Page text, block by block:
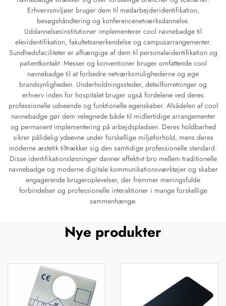
Erhvervsmiljøer bruger dem til medarbejderidentifikation,
besøgshåndtering og konferencenetværksdannelse.
Uddannelsesinstitutioner implementerer cool navnebadge til
elevidentifikation, fakultetsanerkendelse og campusarrangementer.
Sundhedsfaciliteter er afhængige af dem til personaleidentifikation og
patientkontakt. Messer og konventioner bruger omfattende cool
navnebadge til at forbedre netværksmulighederne og øge
brandsynligheden. Underholdningssteder, detailforretninger og
erhverv inden for hospitalet bruger også fordelene ved deres
professionelle udseende og funktionelle egenskaber. Alsådelen af cool
navnebadge gør dem velegnede både til midlertidige arrangementer
og permanent implementering på arbejdspladsen. Deres holdbarhed
sikrer pålidelig ydeevne under forskellige miljøforhold, mens deres
moderne æstetik tiltrækker sig den samtidige professionelle standard.
Disse identifikationsløsninger danner effektivt bro mellem traditionelle
navnebadge og moderne digitale kommunikationsværktøjer og skaber
engagerende brugeroplevelser, der fremmer meningsfulde
forbindelser og professionelle interaktioner i mange forskellige
sammenhænge.
Nye produkter